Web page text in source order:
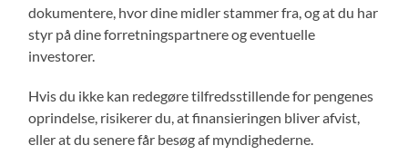
dokumentere, hvor dine midler stammer fra, og at du har
styr på dine forretningspartnere og eventuelle
investorer.
Hvis du ikke kan redegøre tilfredsstillende for pengenes
oprindelse, risikerer du, at finansieringen bliver afvist,
eller at du senere får besøg af myndighederne.